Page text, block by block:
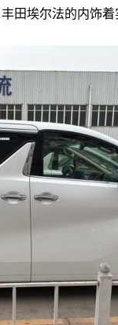
田埃尔法的内饰着